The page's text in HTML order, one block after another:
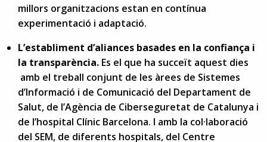
millors organitzacions estan en contínua
experimentació i adaptació.
L’establiment d’aliances basades en la confiança i
la transparència. Es el que ha succeït aquest dies
amb el treball conjunt de les àrees de Sistemes
d’Informació i de Comunicació del Departament de
Salut, de l’Agència de Ciberseguretat de Catalunya i
de l’hospital Clínic Barcelona. I amb la col·laboració
del SEM, de diferents hospitals, del Centre